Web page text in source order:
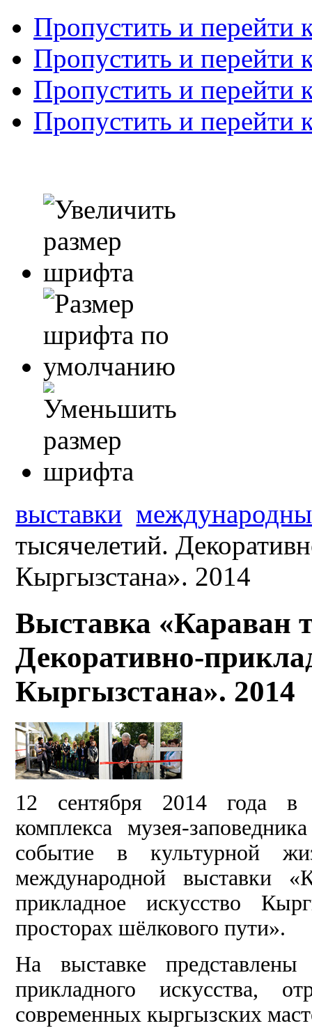
Пропустить и перейти
Пропустить и перейти
Пропустить и перейти
Пропустить и перейти
выставки
тысячелетий.
Кыргызстана». 2014
Выставка «Караван
Декоративно-
Кыргызстана». 2014
12 сентября 2014 года в
комплекса музея-
событие в культурной
международной выставки
прикладное искусство
просторах шёлкового пути».
На выставке
прикладного искусства,
современных кыргызских